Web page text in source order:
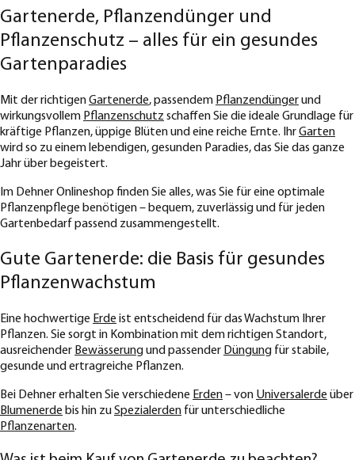
Gartenerde, Pflanzendünger und
Pflanzenschutz – alles für ein gesundes
Gartenparadies
Mit der richtigenGartenerde, passendem Pflanzendüngerund
wirkungsvollem Pflanzenschutz schaffen Sie die ideale Grundlage für
kräftige Pflanzen, üppige Blüten und eine reiche Ernte. IhrGarten
wird so zu einem lebendigen, gesunden Paradies, das Sie das ganze
Jahr über begeistert.
Im Dehner Onlineshop finden Sie alles, was Sie für eine optimale
Pflanzenpflege benötigen – bequem, zuverlässig und für jeden
Gartenbedarf passend zusammengestellt.
Gute Gartenerde: die Basis für gesundes
Pflanzenwachstum
Eine hochwertige Erde ist entscheidend für das Wachstum Ihrer
Pflanzen. Sie sorgt in Kombination mit dem richtigen Standort,
ausreichender Bewässerungund passender Düngung für stabile,
gesunde und ertragreiche Pflanzen.
Bei Dehner erhalten Sie verschiedene Erden– von Universalerde über
Blumenerde bis hin zuSpezialerden für unterschiedliche
Pflanzenarten.